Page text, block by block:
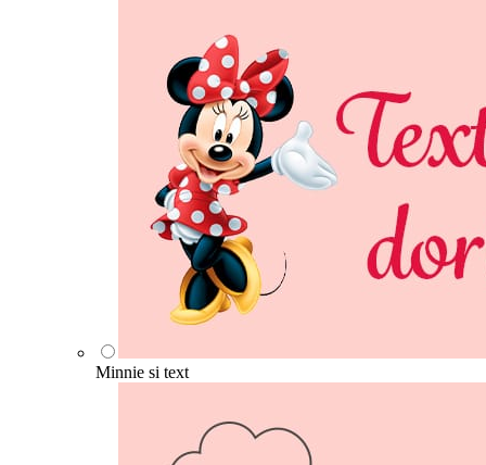
Minnie si text